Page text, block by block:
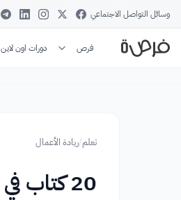
وسائل التواصل الاجتماعي
فرص دورات اون لاين
تعلم/ريادة الأعمال
20 كتاب في إدارة الأعمال عليك قرائتها قبل بلوغ سن الـ 30